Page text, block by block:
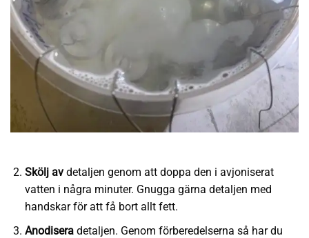
Skölj av detaljen genom att doppa den i avjoniserat
vatten i några minuter. Gnugga gärna detaljen med
handskar för att få bort allt fett.
Anodiseradetaljen. Genom förberedelserna så har du